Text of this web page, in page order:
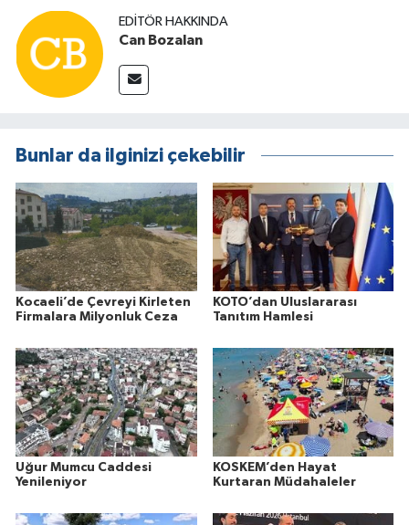
EDITÖR HAKKINDA
Can Bozalan
Bunlar da ilginizi çekebilir
Kocaeli’de Çevreyi Kirleten
Firmalara Milyonluk Ceza
KOTO’dan Uluslararası
Tanıtım Hamlesi
Uğur Mumcu Caddesi
Yenileniyor
KOSKEM’den Hayat
Kurtaran Müdahaleler